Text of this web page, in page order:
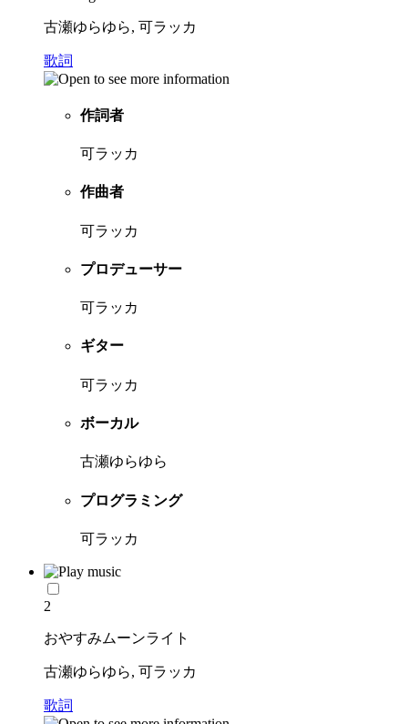
古瀬ゆらゆら, 可ラッカ
歌詞
作詞者
可ラッカ
作曲者
可ラッカ
プロデューサー
可ラッカ
ギター
可ラッカ
ボーカル
古瀬ゆらゆら
プログラミング
可ラッカ
2
おやすみムーンライト
古瀬ゆらゆら, 可ラッカ
歌詞